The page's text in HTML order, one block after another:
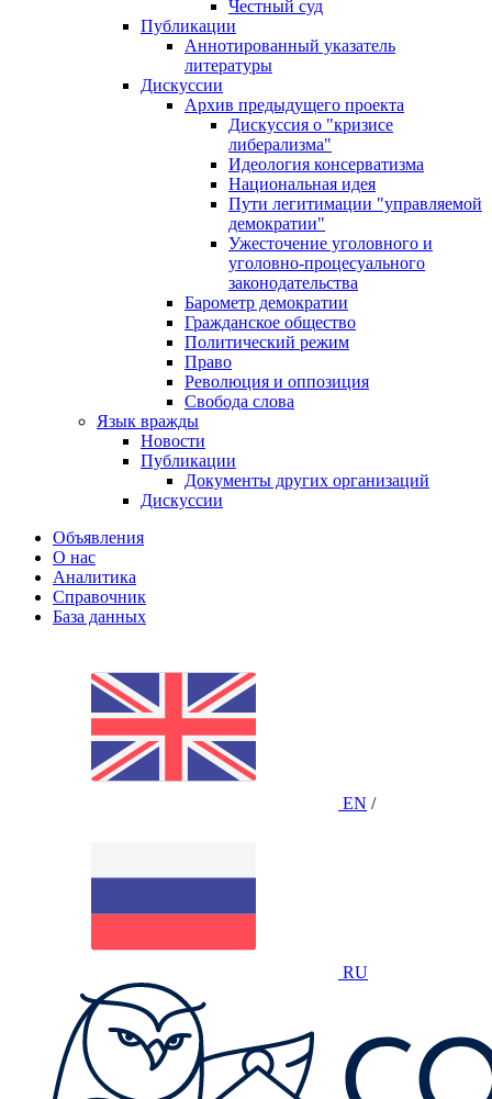
Честный суд
Публикации
Аннотированный указатель
литературы
Дискуссии
Архив предыдущего проекта
Дискуссия о "кризисе
либерализма"
Идеология консерватизма
Национальная идея
Пути легитимации "управляемой
демократии"
Ужесточение уголовного и
уголовно-процесуального
законодательства
Барометр демократии
Гражданское общество
Политический режим
Право
Революция и оппозиция
Свобода слова
Язык вражды
Новости
Публикации
Документы других организаций
Дискуссии
Объявления
О нас
Аналитика
Справочник
База данных
EN /
RU